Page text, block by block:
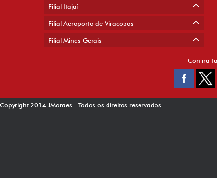
Filial Itajaí
Filial Aeroporto de Viracopos
Filial Minas Gerais
Confira
Copyright 2014 JMoraes - Todos os direitos reservados